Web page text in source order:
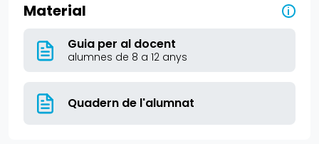
Material i
Guia per al docent
alumnes de 8 a 12 anys
Quadern de l'alumnat